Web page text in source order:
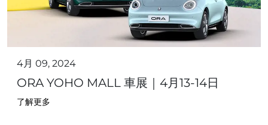
4月 09, 2024
ORA YOHO MALL 車展｜4月13-14日
了解更多